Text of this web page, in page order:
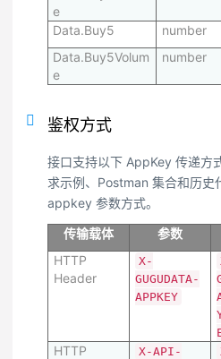
e
Data.Buy5 number
Data.Buy5Volum
e
number
鉴权方式
接口支持以下 AppKey 传递方
求示例、Postman 集合和历史
appkey 参数方式。
传输载体
参数
HTTP
Header
X-
GUGUDATA-
APPKEY
HTTP
X-API-